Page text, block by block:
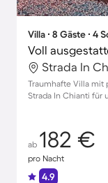
Villa ∙ 8 Gäste ∙ 4
Strada In
Traumhafte Villa mit
Strada In Chianti für
ab 182 €
pro Nacht
4.9